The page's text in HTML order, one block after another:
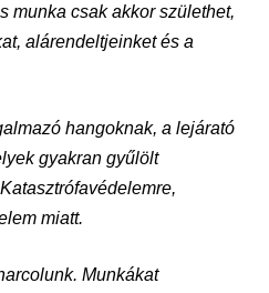
munka csak akkor születhet,
alárendeltjeinket és a
hangoknak, a lejárató
gyakran gyűlölt
miatt.
Munkákat